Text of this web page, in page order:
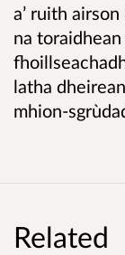
a’ ruith
na
latha
mhion-
Related